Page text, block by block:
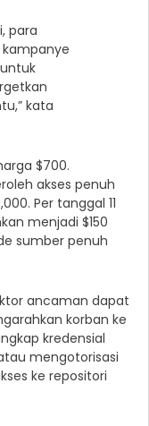
para
kata
$700.
akses penuh
Per tanggal 11
menjadi $150
sumber penuh
ancaman dapat
korban ke
kredensial
mengotorisasi
ke repositori